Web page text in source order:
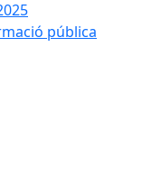
pública